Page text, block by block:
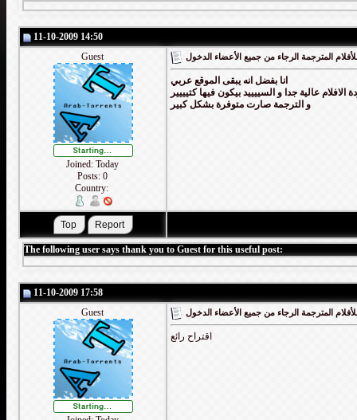
11-10-2009 14:50
Guest
Joined: Today
Posts: 0
Country:
المترجمة الرجاء من جميع الأعضاء الدخول
انا بفضل انه يبقى الموقع عربي
الافلام عالية جدا و السييييد بيكون فيها كتيييير
و الترجمة صارت متوفرة بشكل كبير
The following user says thank you to Guest for this useful post:
11-10-2009 17:58
Guest
المترجمة الرجاء من جميع الأعضاء الدخول
اقتراح رائع